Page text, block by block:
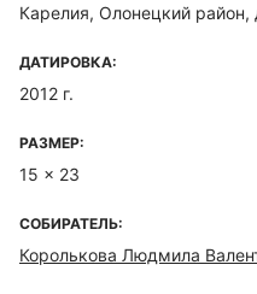
Карелия, Олонецкий
ДАТИРОВКА:
2012 г.
РАЗМЕР:
15 x 23
СОБИРАТЕЛЬ:
Королькова Людмила